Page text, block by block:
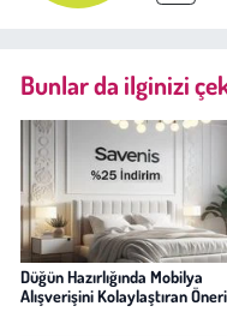
Bunlar da ilginizi
Düğün Hazırlığında Mobilya
Alışverişini Kolaylaştıran